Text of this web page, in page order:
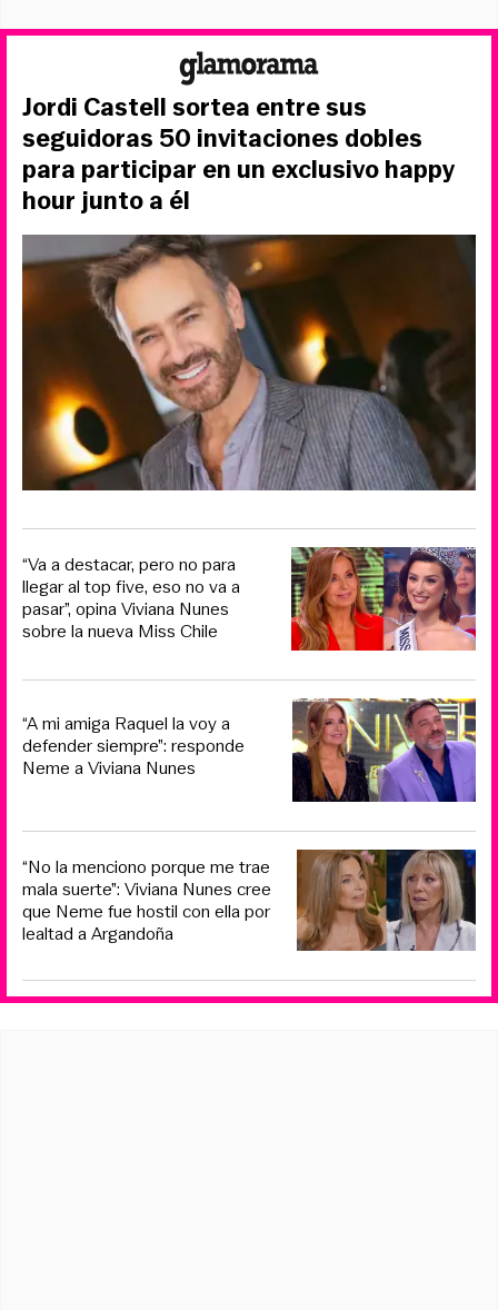
Jordi Castell sortea entre sus
seguidoras 50 invitaciones dobles
para participar en un exclusivo happy
hour junto a él
“Va a destacar, pero no para
llegar al top five, eso no va a
pasar”, opina Viviana Nunes
sobre la nueva Miss Chile
“A mi amiga Raquel la voy a
defender siempre”: responde
Neme a Viviana Nunes
“No la menciono porque me trae
mala suerte”: Viviana Nunes cree
que Neme fue hostil con ella por
lealtad a Argandoña